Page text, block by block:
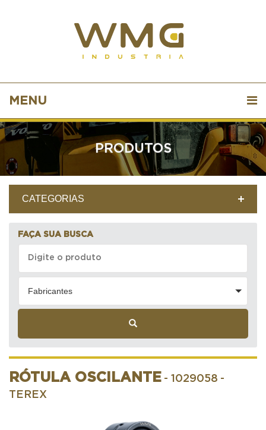
MENU
PRODUTOS
CATEGORIAS
FAÇA SUA BUSCA
Fabricantes
RÓTULA OSCILANTE - 1029058 -
TEREX